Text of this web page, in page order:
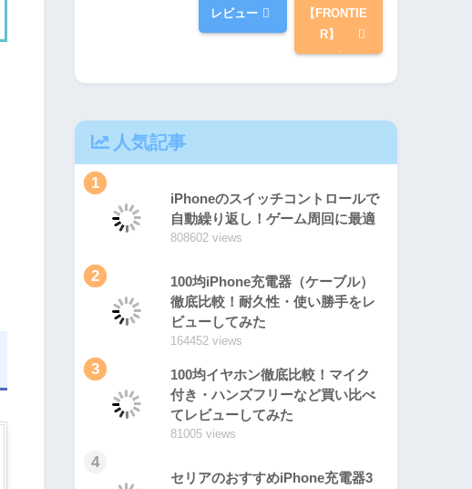
レビュー
【FRONTIE
R】
人気記事
1
iPhoneのスイッチコントロールで
自動繰り返し！ゲーム周回に最適
808602 views
2
100均iPhone充電器（ケーブル）
徹底比較！耐久性・使い勝手をレ
ビューしてみた
164452 views
3
100均イヤホン徹底比較！マイク
付き・ハンズフリーなど買い比べ
てレビューしてみた
81005 views
4
セリアのおすすめiPhone充電器3